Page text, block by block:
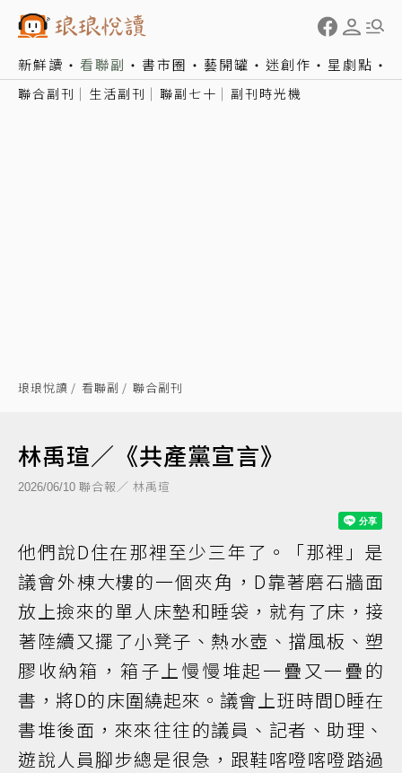
新鮮讀 看聯副 書市圈 藝開罐 迷創作 星劇點
聯合副刊 生活副刊 聯副七十 副刊時光機
琅琅悅讀 看聯副 聯合副刊
林禹瑄／《共產黨宣言》
2026/06/10 聯合報／ 林禹瑄
他們說D住在那裡至少三年了。「那裡」是
議會外棟大樓的一個夾角，D靠著磨石牆面
放上撿來的單人床墊和睡袋，就有了床，接
著陸續又擺了小凳子、熱水壺、擋風板、塑
膠收納箱，箱子上慢慢堆起一疊又一疊的
書，將D的床圍繞起來。議會上班時間D睡在
書堆後面，來來往往的議員、記者、助理、
遊說人員腳步總是很急，跟鞋喀噔喀噔踏過